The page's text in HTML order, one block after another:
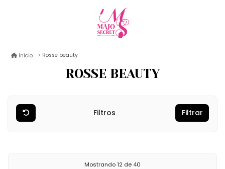
Inicio Rosse beauty
ROSSE BEAUTY
Filtros Filtrar
Mostrando12 de 40